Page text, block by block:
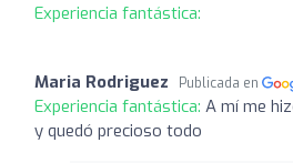
Experiencia fantástica:
Maria Rodriguez Publicada en
Experiencia fantástica: A mí me
y quedó precioso todo